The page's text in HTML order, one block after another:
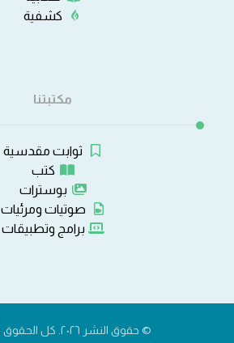
كشفية
مكتبتنا
ثوابت مقدسية
كتب
بوسترات
صوتيات ومرئيات
برامج وتطبيقات
© حقوق النشر ٢٠٢٦. كل الحقوق محفوظة.